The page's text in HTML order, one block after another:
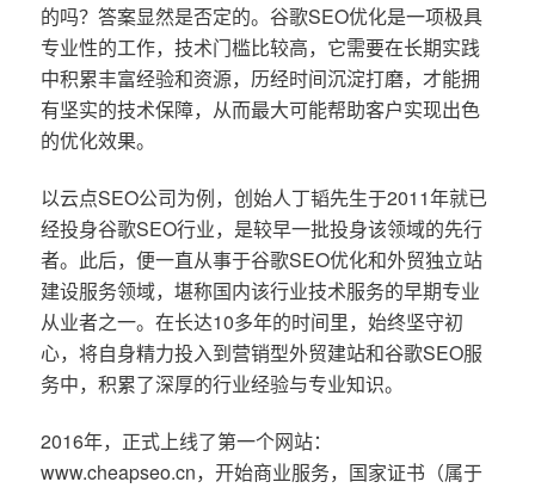
的吗？答案显然是否定的。谷歌SEO优化是一项极具
专业性的工作，技术门槛比较高，它需要在长期实践
中积累丰富经验和资源，历经时间沉淀打磨，才能拥
有坚实的技术保障，从而最大可能帮助客户实现出色
的优化效果。
以云点SEO公司为例，创始人丁韬先生于2011年就已
经投身谷歌SEO行业，是较早一批投身该领域的先行
者。此后，便一直从事于谷歌SEO优化和外贸独立站
建设服务领域，堪称国内该行业技术服务的早期专业
从业者之一。在长达10多年的时间里，始终坚守初
心，将自身精力投入到营销型外贸建站和谷歌SEO服
务中，积累了深厚的行业经验与专业知识。
2016年，正式上线了第一个网站：
www.cheapseo.cn，开始商业服务，国家证书（属于